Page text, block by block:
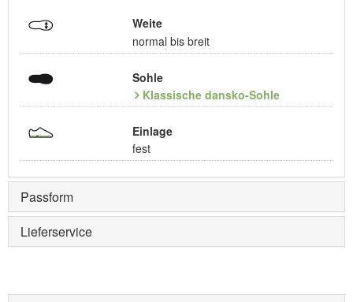
Weite
normal bis breit
Sohle
Klassische dansko-Sohle
Einlage
fest
Passform
Lieferservice